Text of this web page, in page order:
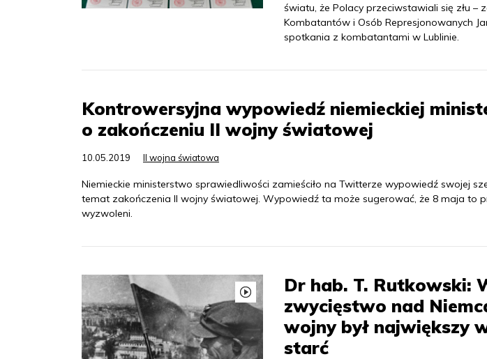
światu, że Polacy przeciwstawiali się złu –
Kombatantów i Osób Represjonowanych
spotkania z kombatantami w Lublinie.
Kontrowersyjna wypowiedź niemieckiej
o zakończeniu II wojny światowej
10.05.2019 II wojna światowa
Niemieckie ministerstwo sprawiedliwości zamieściło na Twitterze wypowiedź swojej
temat zakończenia II wojny światowej. Wypowiedź ta może sugerować, że 8 maja to
wyzwoleni.
Dr hab. T. Rutkowski:
zwycięstwo nad
wojny był największy
starć